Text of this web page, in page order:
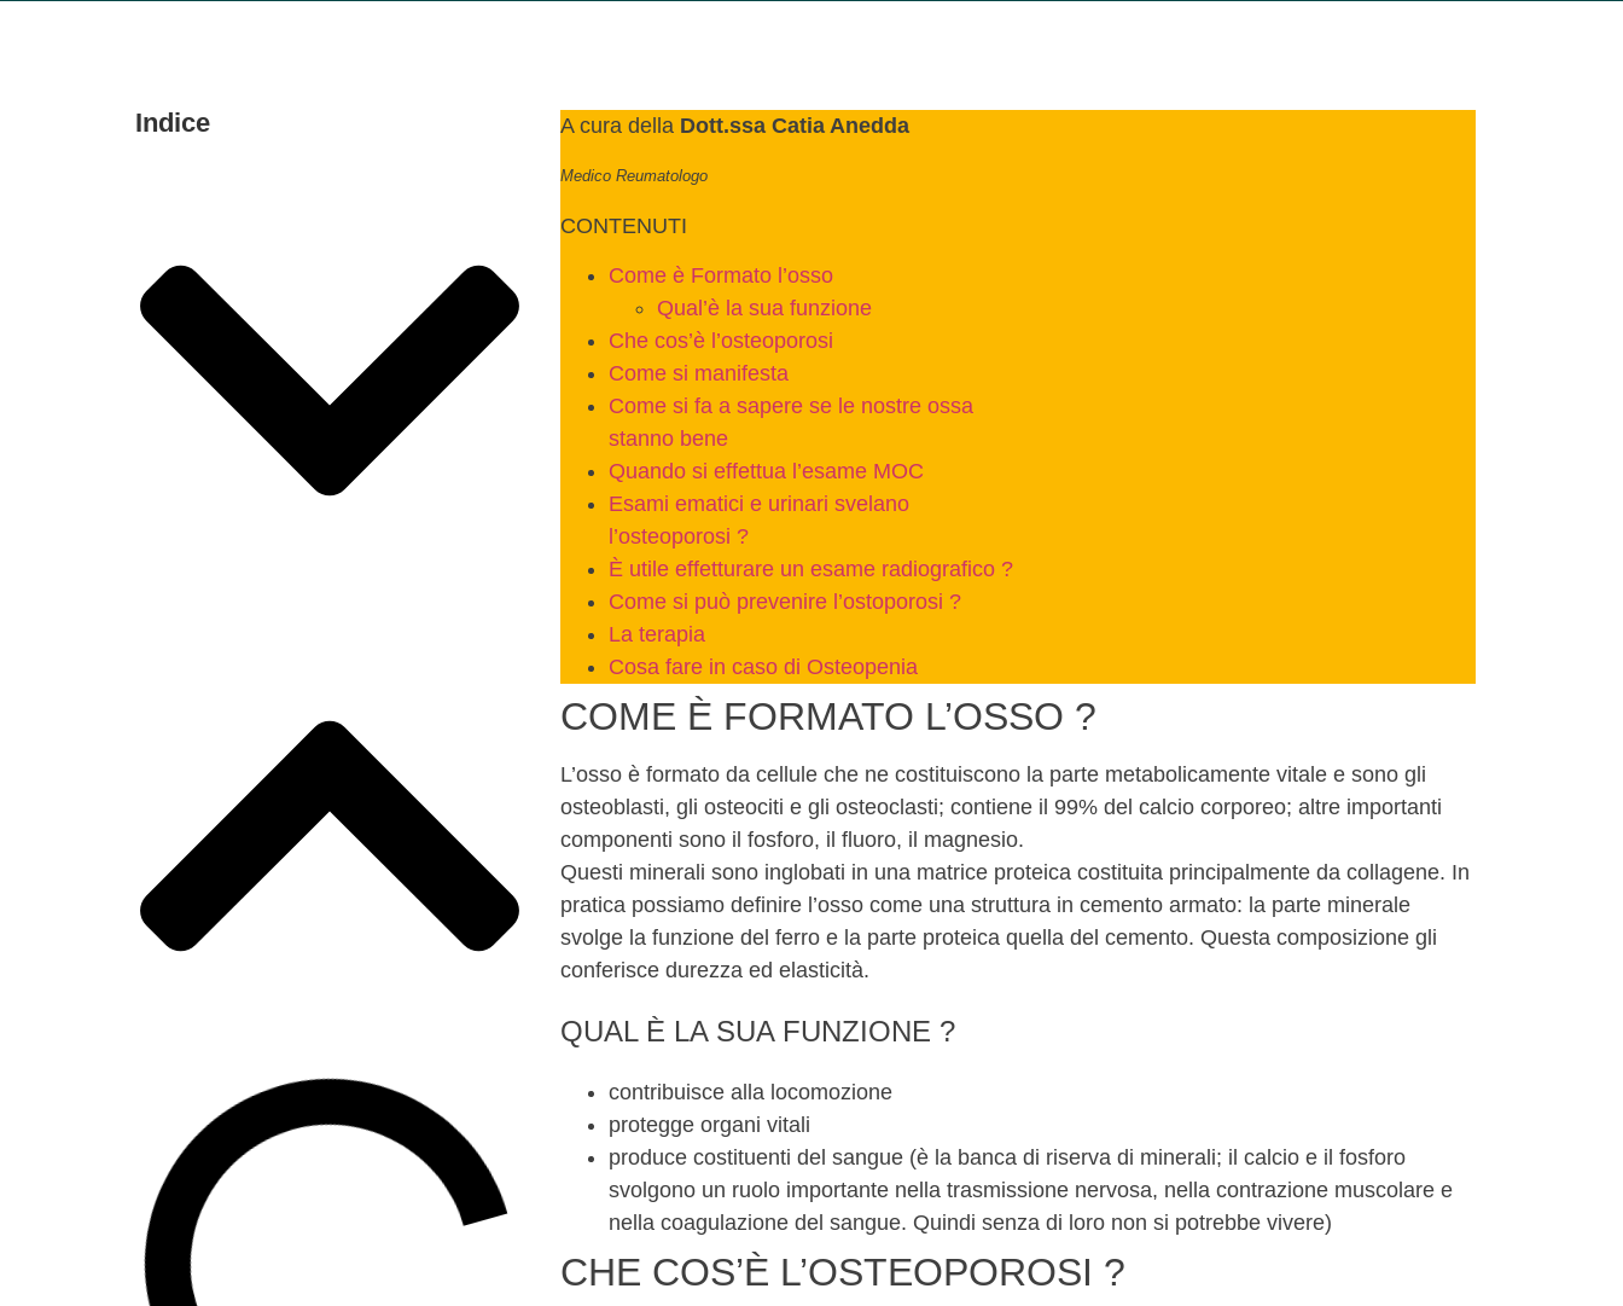
Indice A cura della Dott.ssa Catia Anedda
Medico Reumatologo
CONTENUTI
Come è Formato l’osso
Qual’è la sua funzione
Che cos’è l’osteoporosi
Come si manifesta
Come si fa a sapere se le nostre ossa
stanno bene
Quando si effettua l’esame MOC
Esami ematici e urinari svelano
l’osteoporosi ?
È utile effetturare un esame radiografico ?
Come si può prevenire l’ostoporosi ?
La terapia
Cosa fare in caso di Osteopenia
COME È FORMATO L’OSSO ?
L’osso è formato da cellule che ne costituiscono la parte metabolicamente vitale e sono gli
osteoblasti, gli osteociti e gli osteoclasti; contiene il 99% del calcio corporeo; altre importanti
componenti sono il fosforo, il fluoro, il magnesio.
Questi minerali sono inglobati in una matrice proteica costituita principalmente da collagene. In
pratica possiamo definire l’osso come una struttura in cemento armato: la parte minerale
svolge la funzione del ferro e la parte proteica quella del cemento. Questa composizione gli
conferisce durezza ed elasticità.
QUAL È LA SUA FUNZIONE ?
contribuisce alla locomozione
protegge organi vitali
produce costituenti del sangue (è la banca di riserva di minerali; il calcio e il fosforo
svolgono un ruolo importante nella trasmissione nervosa, nella contrazione muscolare e
nella coagulazione del sangue. Quindi senza di loro non si potrebbe vivere)
CHE COS’È L’OSTEOPOROSI ?